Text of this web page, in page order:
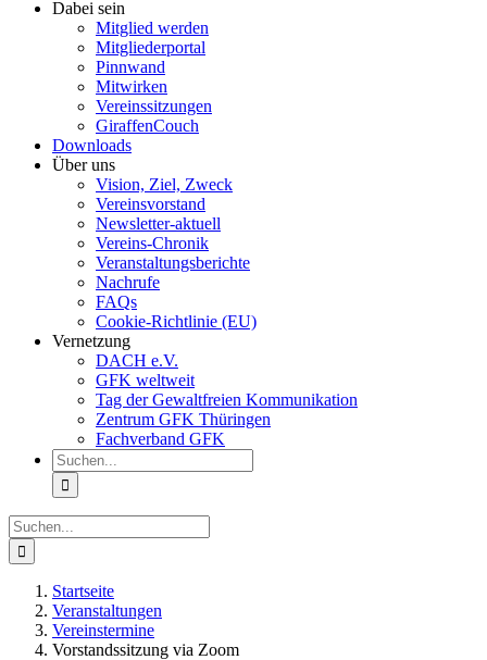
Dabei sein
Mitglied werden
Mitgliederportal
Pinnwand
Mitwirken
Vereinssitzungen
GiraffenCouch
Downloads
Über uns
Vision, Ziel, Zweck
Vereinsvorstand
Newsletter-aktuell
Vereins-Chronik
Veranstaltungsberichte
Nachrufe
FAQs
Cookie-Richtlinie (EU)
Vernetzung
DACH e.V.
GFK weltweit
Tag der Gewaltfreien Kommunikation
Zentrum GFK Thüringen
Fachverband GFK
Suche
nach:
Suche
nach:
Startseite
Veranstaltungen
Vereinstermine
Vorstandssitzung via Zoom